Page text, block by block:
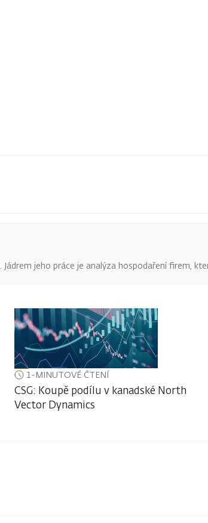
jeho práce je analýza hospodaření firem,
1-MINUTOVÉ ČTENÍ
CSG: Koupě podílu v kanadské North
Vector Dynamics